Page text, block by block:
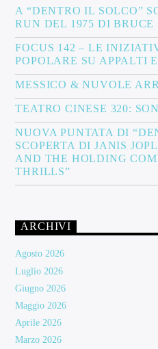
A “DENTRO IL SOLCO”
RUN DEL 1975 DI BRUCE
FOCUS 142 – LE
POPOLARE SU APPALTI
MESSICO & NUVOLE
TEATRO CINESE 320:
NUOVA PUNTATA DI
SCOPERTA DI JANIS
AND THE HOLDING
THRILLS”
ARCHIVI
Agosto 2026
Luglio 2026
Giugno 2026
Maggio 2026
Aprile 2026
Marzo 2026